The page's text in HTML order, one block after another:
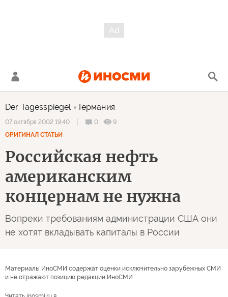
Der Tagesspiegel Германия
07 октября 2002 19:40 0
9
ОРИГИНАЛ СТАТЬИ
Российская нефть
американским
концернам не нужна
Вопреки требованиям администрации США они
не хотят вкладывать капиталы в России
Материалы ИноСМИ содержат оценки исключительно зарубежных СМИ
и не отражают позицию редакции ИноСМИ